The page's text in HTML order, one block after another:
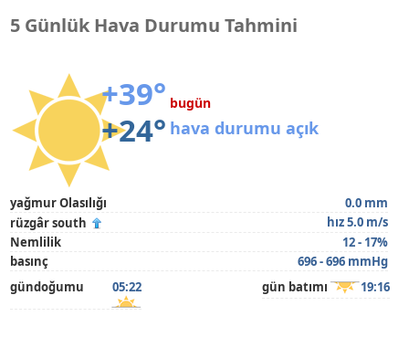
5 Günlük Hava Durumu Tahmini
+39°
+24°
bugün
hava durumu açık
yağmur Olasılığı
0.0 mm
rüzgâr south
hız 5.0 m/s
Nemlilik
12 - 17%
basınç
696 - 696 mmHg
gündoğumu
05:22 gün batımı 19:16